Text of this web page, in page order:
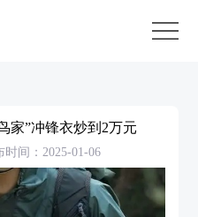
家”冲锋衣炒到2万元
时间：2025-01-06